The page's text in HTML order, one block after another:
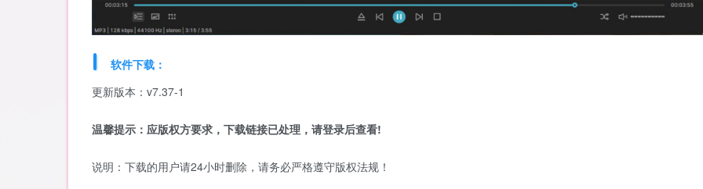
软件下载：
更新版本：v7.37-1
温馨提示：应版权方要求，下载链接已处理，请登录后查看!
说明：下载的用户请24小时删除，请务必严格遵守版权法规！